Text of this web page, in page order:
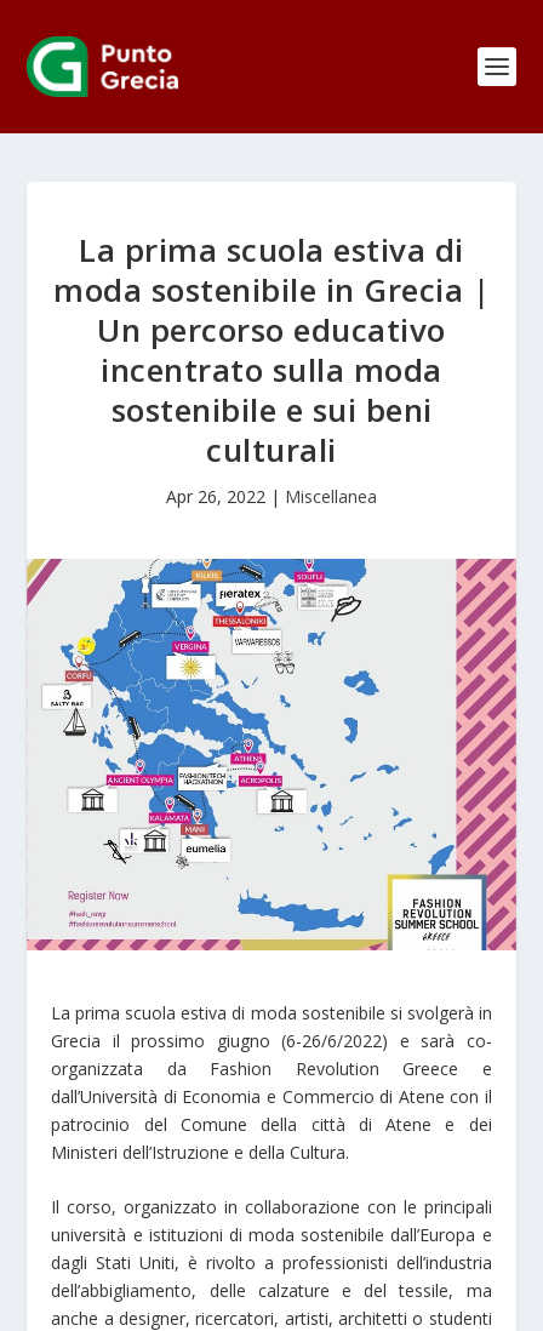
La prima scuola estiva di
moda sostenibile in Grecia |
Un percorso educativo
incentrato sulla moda
sostenibile e sui beni
culturali
Apr 26, 2022 | Miscellanea
La prima scuola estiva di moda sostenibile si svolgerà in
Grecia il prossimo giugno (6-26/6/2022) e sarà co-
organizzata da Fashion Revolution Greece e
dall’Università di Economia e Commercio di Atene con il
patrocinio del Comune della città di Atene e dei
Ministeri dell’Istruzione e della Cultura.
Il corso, organizzato in collaborazione con le principali
università e istituzioni di moda sostenibile dall’Europa e
dagli Stati Uniti, è rivolto a professionisti dell’industria
dell’abbigliamento, delle calzature e del tessile, ma
anche a designer, ricercatori, artisti, architetti o studenti